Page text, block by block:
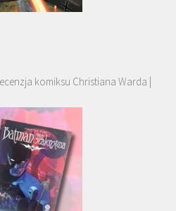
komiksu Christiana Warda |